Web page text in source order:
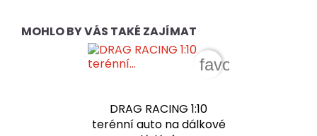
MOHLO BY VÁS TAKÉ ZAJÍMAT
DRAG RACING 1:10
terénní auto na dálkové
favorite_border